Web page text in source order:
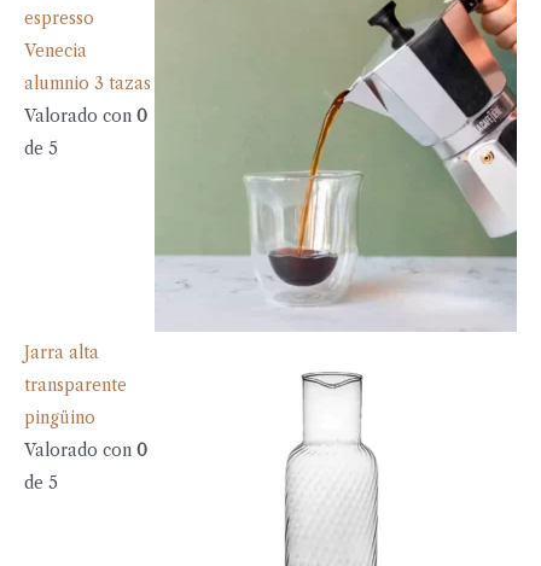
espresso
Venecia
alumnio 3 tazas
Valorado con 0
de 5
Jarra alta
transparente
pingüino
Valorado con 0
de 5